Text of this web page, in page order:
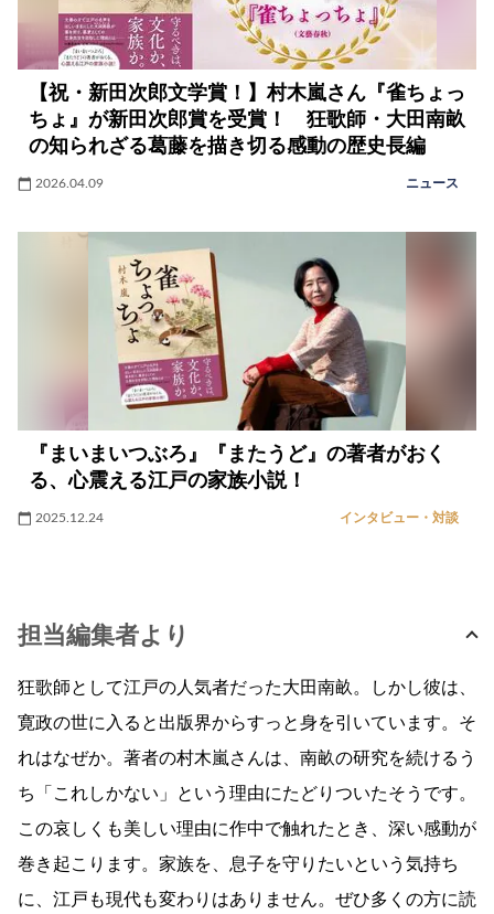
【祝・新田次郎文学賞！】村木嵐さん『雀ちょっ
ちょ』が新田次郎賞を受賞！ 狂歌師・大田南畝
の知られざる葛藤を描き切る感動の歴史長編
2026.04.09 ニュース
『まいまいつぶろ』『またうど』の著者がおく
る、心震える江戸の家族小説！
2025.12.24 インタビュー・対談
担当編集者より
狂歌師として江戸の人気者だった大田南畝。しかし彼は、
寛政の世に入ると出版界からすっと身を引いています。そ
れはなぜか。著者の村木嵐さんは、南畝の研究を続けるう
ち「これしかない」という理由にたどりついたそうです。
この哀しくも美しい理由に作中で触れたとき、深い感動が
巻き起こります。家族を、息子を守りたいという気持ち
に、江戸も現代も変わりはありません。ぜひ多くの方に読